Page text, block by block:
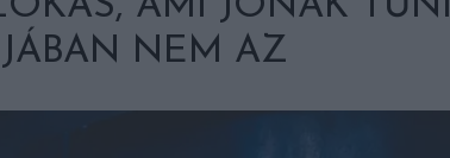
NEM AZ